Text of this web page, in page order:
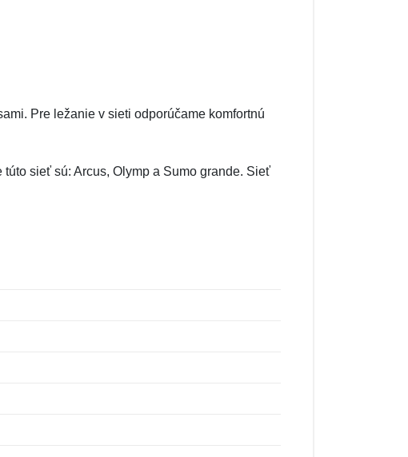
Pre ležanie v sieti odporúčame komfortnú
sieť sú: Arcus, Olymp a Sumo grande. Sieť